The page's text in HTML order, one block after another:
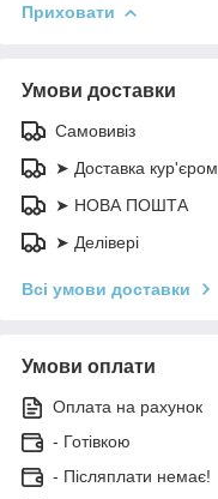
Приховати
Умови доставки
Самовивіз
➤ Доставка кур'єром
➤ НОВА ПОШТА
➤ Делівері
Всі умови доставки
Умови оплати
Оплата на рахунок
- Готівкою
- Післяплати немає!